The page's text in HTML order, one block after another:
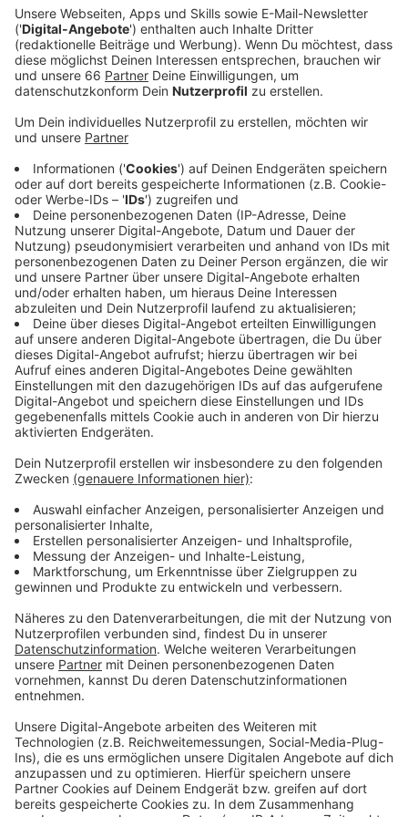
Welt zu machen. Die IHK wünscht sich aber weiter
eine nachhaltige Partnerschaft mit China.
Veröffentlicht:Donnerstag, 25.05.2023 14:36
Anzeige
Unter anderem fordert die IHK, dass deutsche und
chinesische Unternehmen auch in Zukunft in wichtigen
Themen eng zusammenarbeiten - zum Beispiel im
Kampf gegen den Klimawandel. Außerdem dürfe die
neue China-Strategie der Bundesregierung, die
Unternehmen nicht in ihrem China-Geschäft
entmutigen, denn China sei gemessen an der Summe
der Ex- und Importe nach wie vor der wichtigste
Handelspartner Deutschlands. Die neue Strategie
sollte zudem in eine europäische Strategie
eingebettet und auch mit der USA abgestimmt
werden. Wichtig sei auch, dass eine zu starke
Abhängigkeit von China unbedingt vermieden wird,
heißt es von der IHK weiter.
Anzeige
Weitere Infos und Links zum Thema
Die IHK Düsseldorf:
Das Positionspapier der IHK:
So hatte sich die IHK zu den Sanktionen gegen
Russland positioniert:
Anzeige